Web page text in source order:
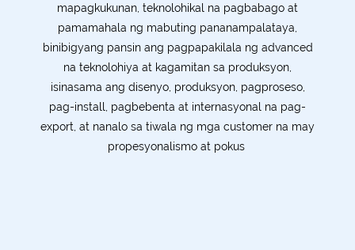
mapagkukunan, teknolohikal na pagbabago at
pamamahala ng mabuting pananampalataya,
binibigyang pansin ang pagpapakilala ng advanced
na teknolohiya at kagamitan sa produksyon,
isinasama ang disenyo, produksyon, pagproseso,
pag-install, pagbebenta at internasyonal na pag-
export, at nanalo sa tiwala ng mga customer na may
propesyonalismo at pokus